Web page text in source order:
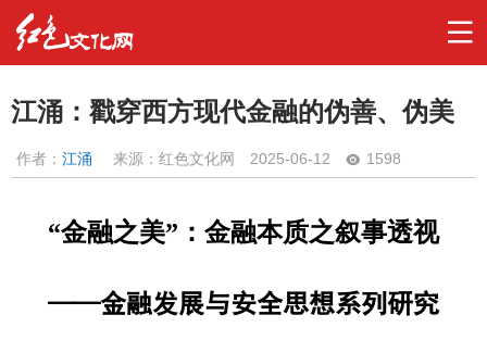
江涌：戳穿西方现代金融的伪善、伪美
作者： 江涌 来源：红色文化网 2025-06-12 1598
“金融之美”：金融本质之叙事透视
——金融发展与安全思想系列研究